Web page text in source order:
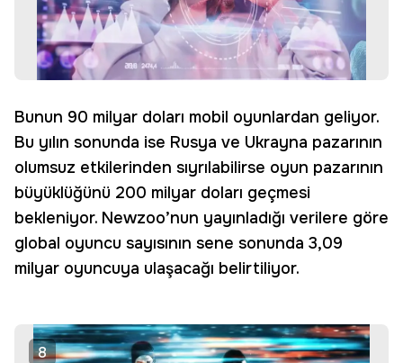
Bunun 90 milyar doları mobil oyunlardan geliyor.
Bu yılın sonunda ise Rusya ve Ukrayna pazarının
olumsuz etkilerinden sıyrılabilirse oyun pazarının
büyüklüğünü 200 milyar doları geçmesi
bekleniyor. Newzoo’nun yayınladığı verilere göre
global oyuncu sayısının sene sonunda 3,09
milyar oyuncuya ulaşacağı belirtiliyor.
8